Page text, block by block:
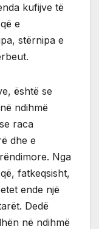
kufijve të
e
stërnipa e
është se
ndihmë
raca
dhe e
Nga
fatkeqsisht,
ende një
Dedë
në ndihmë